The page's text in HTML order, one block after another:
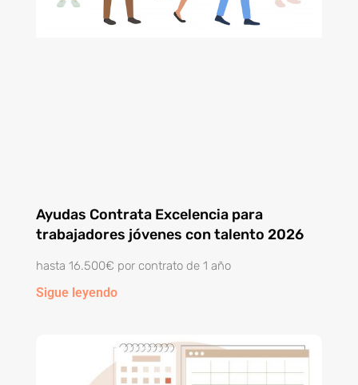
Ayudas Contrata Excelencia para
trabajadores jóvenes con talento 2026
hasta 16.500€ por contrato de 1 año
Sigue leyendo